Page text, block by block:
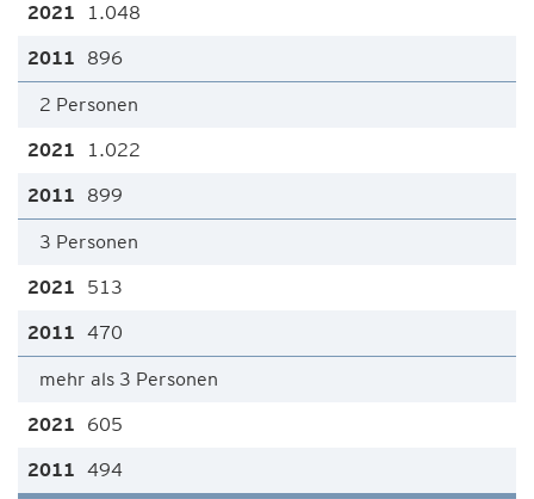
1.048
896
2 Personen
1.022
899
3 Personen
513
470
mehr als 3 Personen
605
494